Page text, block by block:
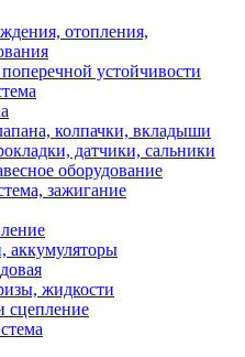
отопления,
устойчивости
колпачки, вкладыши
датчики, сальники
оборудование
зажигание
аккумуляторы
жидкости
сцепление